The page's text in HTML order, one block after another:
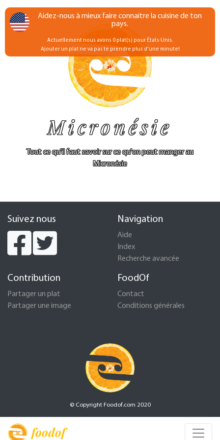
foodof
Micronésie
Tout ce qu'il faut savoir sur ce qu'on peut manger au
Micronésie
Suivez nous Navigation
Aide
Index
Recherche avancée
Contribution
Partager un plat
Partager une image
FoodOf
Contact
Conditions générales
© Copyright Foodof.com 2020
Aidez-nous à mieux faire connaitre la cuisine de ton
pays.
Actuellement nous avons 0 plat(s) pour États-Unis.
Ajouter un plat ne va pas te prendre plus d'une minute!